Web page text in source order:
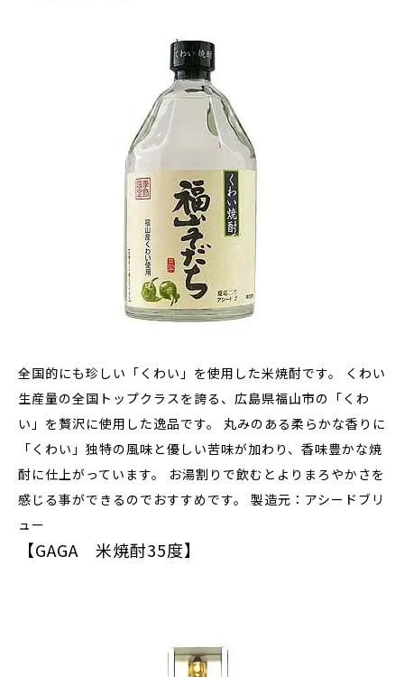
全国的にも珍しい「くわい」を使用した米焼酎です。 くわい
生産量の全国トップクラスを誇る、広島県福山市の「くわ
い」を贅沢に使用した逸品です。 丸みのある柔らかな香りに
「くわい」独特の風味と優しい苦味が加わり、香味豊かな焼
酎に仕上がっています。 お湯割りで飲むとよりまろやかさを
感じる事ができるのでおすすめです。 製造元：アシードブリ
ュー
【GAGA 米焼酎35度】